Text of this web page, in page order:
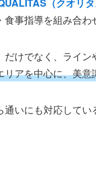
事指導を組み合わ
だけでなく、ライ
リアを中心に、美
通いにも対応して